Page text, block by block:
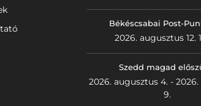
Békéscsabai Post-
2026. augusztus 12.
Szedd magad
2026. augusztus 4. -
9.